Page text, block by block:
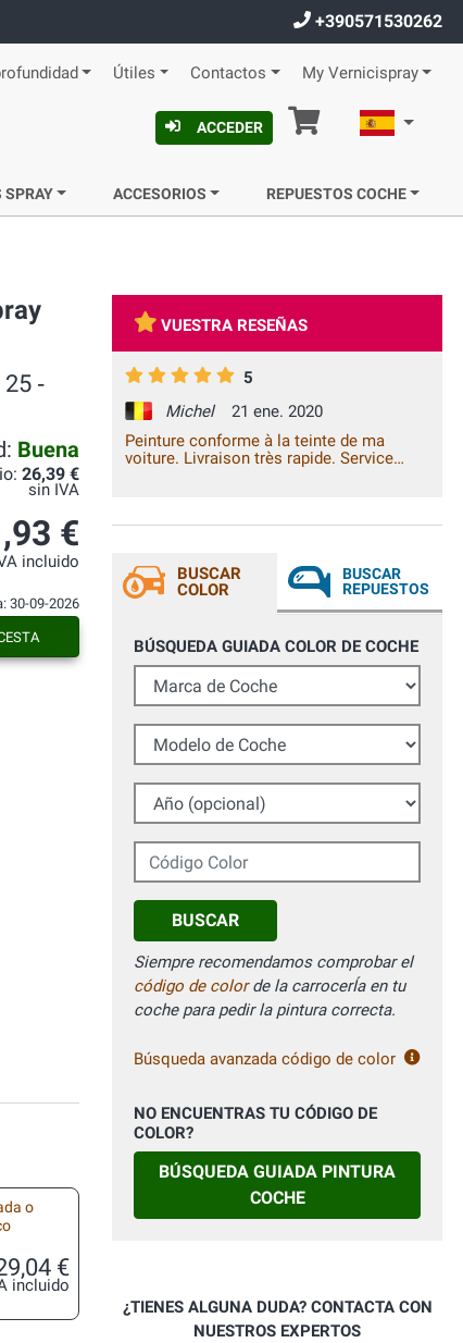
+390571530262
Útiles Contactos My Vernicispray
ACCEDER Cesta Español
SPRAY ACCESORIOS REPUESTOS COCHE
‐
Buena
26,39 €
sin IVA
€
incluido
30-09-2026
o
€
incluido
VUESTRA RESEÑAS
5
Michel
21 ene. 2020
Peinture conforme à la teinte de ma
voiture. Livraison très rapide. Service
BUSCAR
COLOR
BUSCAR
REPUESTOS
BÚSQUEDA GUIADA COLOR DE COCHE
Marca de Coche
Modelo de Coche
Año (opcional)
Código Color
BUSCAR
Siempre recomendamos comprobar el
código de colorde la carrocerÍa en tu
coche para pedir la pintura correcta.
Búsqueda avanzada código de color
NO ENCUENTRAS TU CÓDIGO DE
COLOR?
BÚSQUEDA GUIADA PINTURA
COCHE
¿TIENES ALGUNA DUDA? CONTACTA CON
NUESTROS EXPERTOS